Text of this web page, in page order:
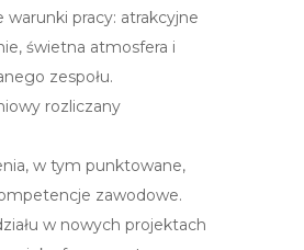
warunki pracy: atrakcyjne
świetna atmosfera i
zespołu.
rozliczany
w tym punktowane,
zawodowe.
w nowych projektach